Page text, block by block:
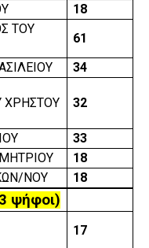
18
ΤΟΥ
61
34
ΧΡΗΣΤΟΥ 32
33
18
ΝΟΥ
18
ψήφοι)
17